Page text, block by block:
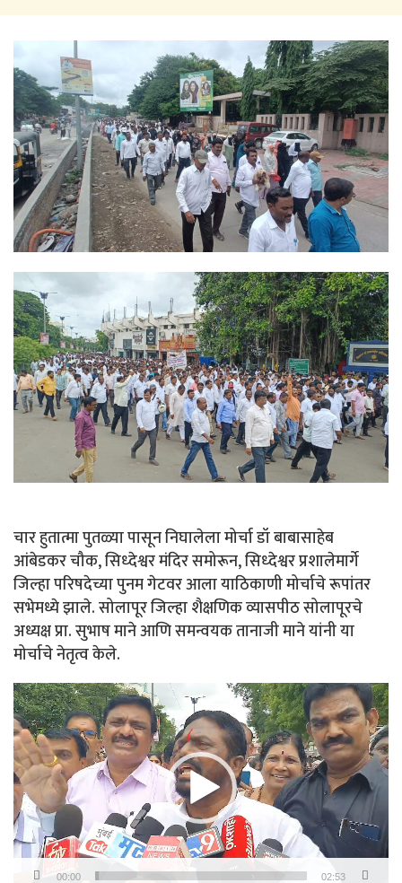
चार हुतात्मा पुतळ्या पासून निघालेला मोर्चा डॉ बाबासाहेब
आंबेडकर चौक, सिध्देश्वर मंदिर समोरून, सिध्देश्वर प्रशालेमार्गे
जिल्हा परिषदेच्या पुनम गेटवर आला याठिकाणी मोर्चाचे रूपांतर
सभेमध्ये झाले. सोलापूर जिल्हा शैक्षणिक व्यासपीठ सोलापूरचे
अध्यक्ष प्रा. सुभाष माने आणि समन्वयक तानाजी माने यांनी या
मोर्चाचे नेतृत्व केले.
Video
Player
00:00 02:53